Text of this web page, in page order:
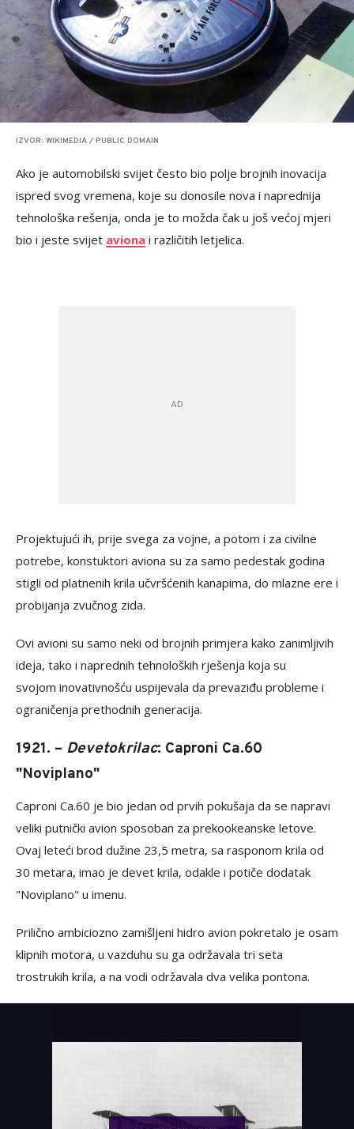
IZVOR: WIKIMEDIA / PUBLIC DOMAIN
Ako je automobilski svijet često bio polje brojnih inovacija
ispred svog vremena, koje su donosile nova i naprednija
tehnološka rešenja, onda je to možda čak u još većoj mjeri
bio i jeste svijet aviona i različitih letjelica.
Projektujući ih, prije svega za vojne, a potom i za civilne
potrebe, konstuktori aviona su za samo pedestak godina
stigli od platnenih krila učvršćenih kanapima, do mlazne ere i
probijanja zvučnog zida.
Ovi avioni su samo neki od brojnih primjera kako zanimljivih
ideja, tako i naprednih tehnoloških rješenja koja su
svojom inovativnošću uspijevala da prevaziđu probleme i
ograničenja prethodnih generacija.
1921. – Devetokrilac: Caproni Ca.60
"Noviplano"
Caproni Ca.60 je bio jedan od prvih pokušaja da se napravi
veliki putnički avion sposoban za prekookeanske letove.
Ovaj leteći brod dužine 23,5 metra, sa rasponom krila od
30 metara, imao je devet krila, odakle i potiče dodatak
"Noviplano" u imenu.
Prilično ambiciozno zamišljeni hidro avion pokretalo je osam
klipnih motora, u vazduhu su ga održavala tri seta
trostrukih krila, a na vodi održavala dva velika pontona.